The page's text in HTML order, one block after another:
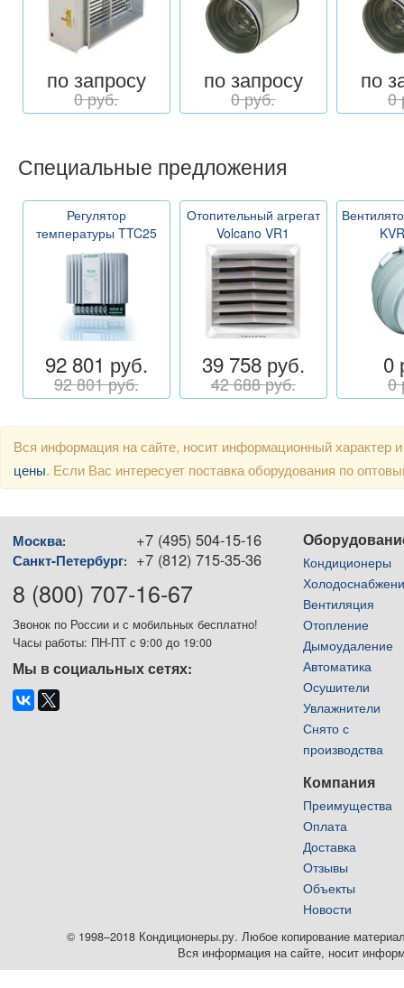
по запросу
0 руб.
по запросу
0 руб.
по
0
Специальные предложения
Регулятор
температуры TTC25
92 801 руб.
92 801 руб.
Отопительный агрегат
Volcano VR1
39 758 руб.
42 688 руб.
0
0
Вся информация на сайте, носит информационный
цены. Если Вас интересует поставка оборудования по
Москва: +7 (495) 504-15-16
Санкт-Петербург: +7 (812) 715-35-36
8 (800) 707-16-67
Звонок по России и с мобильных бесплатно!
Часы работы: ПН-ПТ с 9:00 до 19:00
Мы в социальных сетях:
Кондиционеры
Вентиляция
Отопление
Дымоудаление
Автоматика
Осушители
Увлажнители
Снято с
производства
Компания
Преимущества
Оплата
Доставка
Отзывы
Объекты
Новости
© 1998–2018 Кондиционеры.ру. Любое копирование
Вся информация на сайте, носит